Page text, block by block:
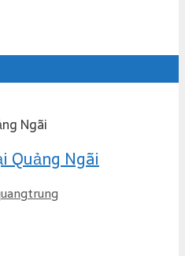
Ngãi
Quảng Ngãi